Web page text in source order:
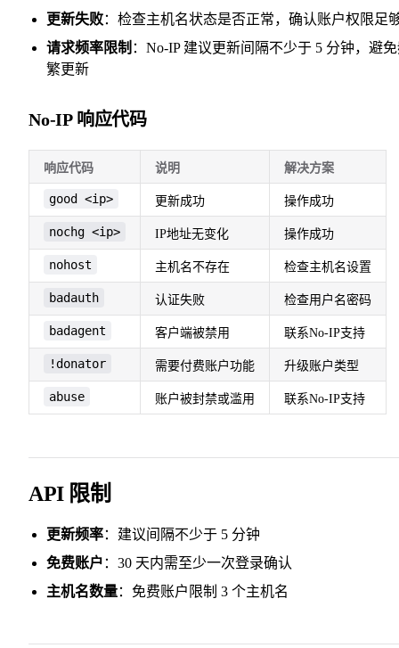
更新失败：检查主机名状态是否正常，确认账户权限足
请求频率限制 ：No-IP 建议更新间隔不少于 5 分钟，避
繁更新
No-IP 响应代码
响应代码 说明 解决方案
good <ip> 更新成功 操作成功
nochg <ip> IP地址无变化 操作成功
nohost 主机名不存在 检查主机名设置
badauth 认证失败 检查用户名密码
badagent 客户端被禁用 联系No-IP支持
!donator 需要付费账户功能 升级账户类型
abuse 账户被封禁或滥用 联系No-IP支持
API 限制
更新频率：建议间隔不少于 5 分钟
免费账户 ：30 天内需至少一次登录确认
主机名数量：免费账户限制 3 个主机名